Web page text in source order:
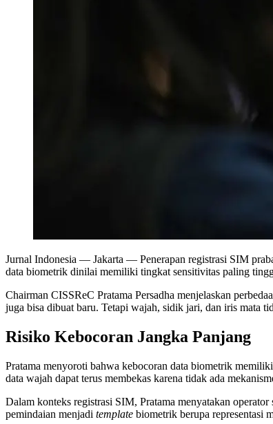
Jurnal Indonesia — Jakarta — Penerapan registrasi SIM
data biometrik dinilai memiliki tingkat sensitivitas paling
Chairman CISSReC Pratama Persadha menjelaskan
juga bisa dibuat baru. Tetapi wajah, sidik jari, dan iris mata
Risiko Kebocoran Jangka Panjang
Pratama menyoroti bahwa kebocoran data biometrik
data wajah dapat terus membekas karena tidak ada
Dalam konteks registrasi SIM, Pratama menyatakan
pemindaian menjadi template biometrik berupa representasi